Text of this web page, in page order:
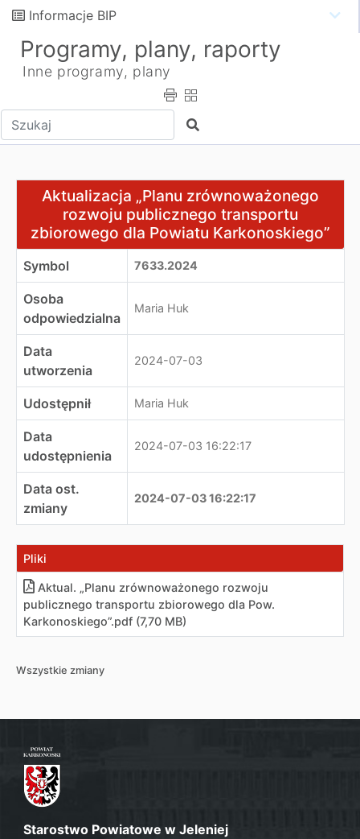
Informacje BIP
Programy, plany, raporty
Inne programy, plany
Wpisz tekst do wyszukania Szukaj
Aktualizacja „Planu zrównoważonego rozwoju
Aktualizacja „Planu zrównoważonego
rozwoju publicznego transportu
zbiorowego dla Powiatu Karkonoskiego”
Symbol 7633.2024
Osoba
odpowiedzialna
Maria Huk
Data
utworzenia
2024-07-03
Udostępnił Maria Huk
Data
udostępnienia
2024-07-03 16:22:17
Data ost.
zmiany
2024-07-03 16:22:17
Pliki
Aktual. „Planu zrównoważonego rozwoju
publicznego transportu zbiorowego dla Pow.
Karkonoskiego”.pdf (7,70 MB)
Wszystkie zmiany
Starostwo Powiatowe w Jeleniej